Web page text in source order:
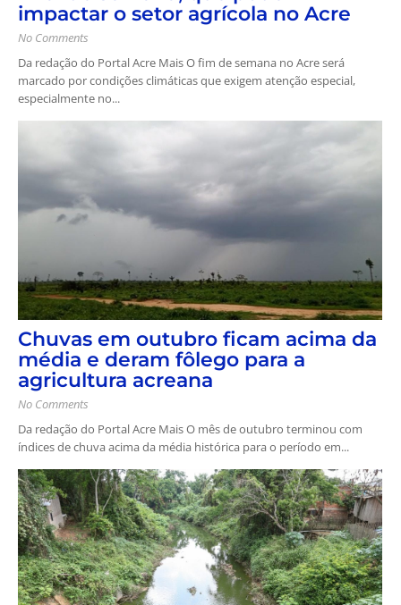
impactar o setor agrícola no Acre
No Comments
Da redação do Portal Acre Mais O fim de semana no Acre será
marcado por condições climáticas que exigem atenção especial,
especialmente no...
Chuvas em outubro ficam acima da
média e deram fôlego para a
agricultura acreana
No Comments
Da redação do Portal Acre Mais O mês de outubro terminou com
índices de chuva acima da média histórica para o período em...